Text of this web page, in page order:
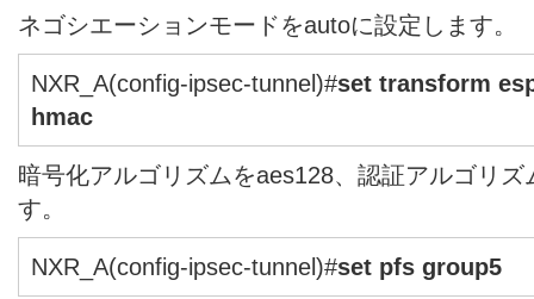
ネゴシエーションモードをautoに設定します。
NXR_A(config-ipsec-tunnel)#set transform
hmac
暗号化アルゴリズムをaes128、認証アルゴリ
す。
NXR_A(config-ipsec-tunnel)#set pfs group5